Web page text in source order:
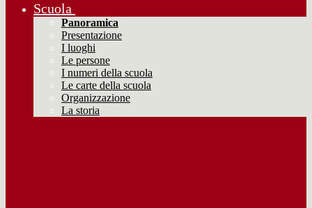
Scuola
Panoramica
Presentazione
I luoghi
Le persone
I numeri della scuola
Le carte della scuola
Organizzazione
La storia